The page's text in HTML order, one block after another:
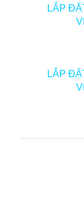
LẮP
LẮP